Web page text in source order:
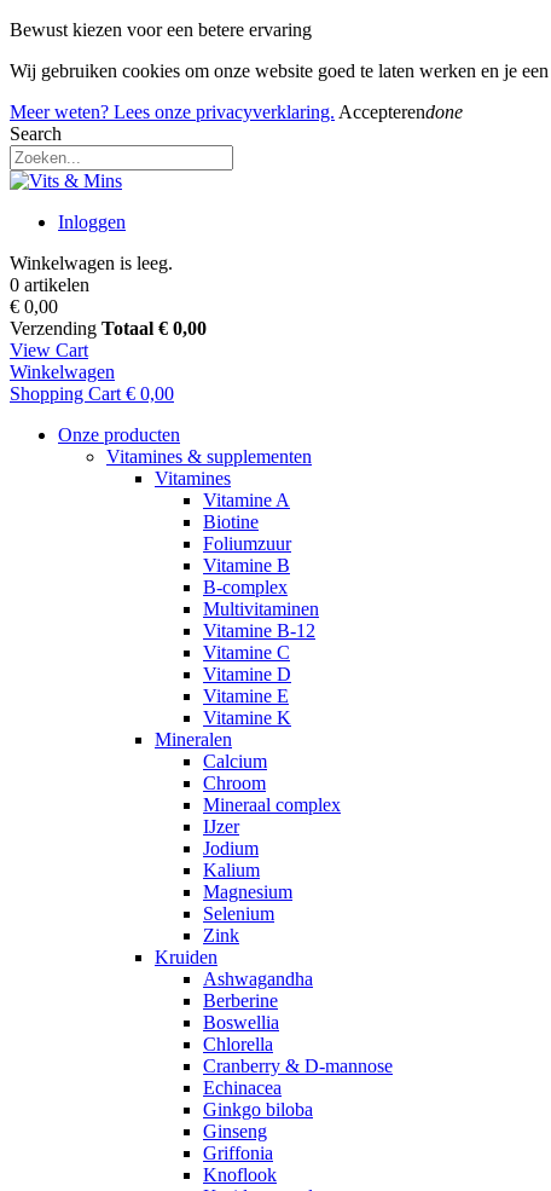
Bewust kiezen voor een betere ervaring
Wij gebruiken cookies om onze website goed te laten werken en je
Meer weten? Lees onze privacyverklaring. Accepterendone
Search
Inloggen
Winkelwagen is leeg.
0 artikelen
€ 0,00
Verzending Totaal € 0,00
View Cart
Winkelwagen
Shopping Cart € 0,00
Onze producten
Vitamines & supplementen
Vitamines
Vitamine A
Biotine
Foliumzuur
Vitamine B
B-complex
Multivitaminen
Vitamine B-12
Vitamine C
Vitamine D
Vitamine E
Vitamine K
Mineralen
Calcium
Chroom
Mineraal complex
IJzer
Jodium
Kalium
Magnesium
Selenium
Zink
Kruiden
Ashwagandha
Berberine
Boswellia
Chlorella
Cranberry & D-mannose
Echinacea
Ginkgo biloba
Ginseng
Griffonia
Knoflook